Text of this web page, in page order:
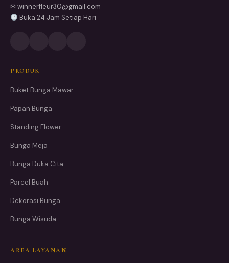
✉ winnerfleur30@gmail.com
Buka 24 Jam Setiap Hari
PRODUK
Buket Bunga Mawar
Papan Bunga
Standing Flower
Bunga Meja
Bunga Duka Cita
Parcel Buah
Dekorasi Bunga
Bunga Wisuda
AREA LAYANAN